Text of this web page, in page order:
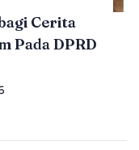
Cerita
Pada DPRD